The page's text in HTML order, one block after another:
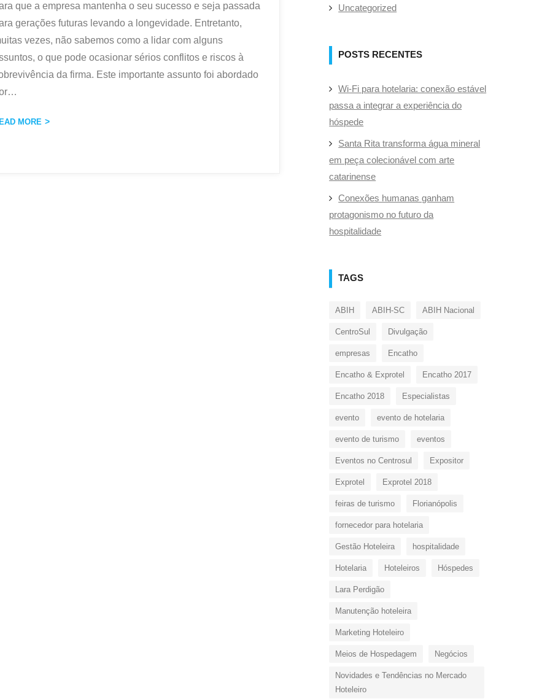
que a empresa mantenha o seu sucesso e seja passada
gerações futuras levando a longevidade. Entretanto,
vezes, não sabemos como a lidar com alguns
o que pode ocasionar sérios conflitos e riscos à
da firma. Este importante assunto foi abordado
…
MORE
Uncategorized
POSTS RECENTES
Wi-Fi para hotelaria: conexão estável
passa a integrar a experiência do
hóspede
Santa Rita transforma água mineral
em peça colecionável com arte
catarinense
Conexões humanas ganham
protagonismo no futuro da
hospitalidade
TAGS
ABIH ABIH-SC ABIH Nacional
CentroSul Divulgação
empresas Encatho
Encatho & Exprotel Encatho 2017
Encatho 2018 Especialistas
evento evento de hotelaria
evento de turismo eventos
Eventos no Centrosul Expositor
Exprotel Exprotel 2018
feiras de turismo Florianópolis
fornecedor para hotelaria
Gestão Hoteleira hospitalidade
Hotelaria Hoteleiros Hóspedes
Lara Perdigão
Manutenção hoteleira
Marketing Hoteleiro
Meios de Hospedagem Negócios
Novidades e Tendências no Mercado
Hoteleiro